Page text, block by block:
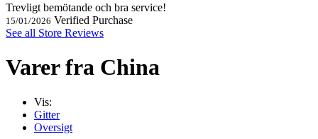
Trevligt bemötande och bra service!
15/01/2026 Verified Purchase
See all Store Reviews
Varer fra China
Vis:
Gitter
Oversigt